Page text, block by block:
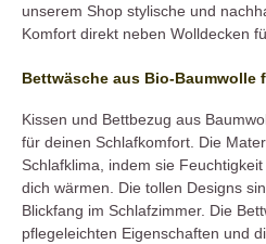
unserem Shop stylische und
Komfort direkt neben Wolldecken
Bettwäsche aus Bio-Baumwolle
Kissen und Bettbezug aus
für deinen Schlafkomfort. Die
Schlafklima, indem sie
dich wärmen. Die tollen Designs
Blickfang im Schlafzimmer. Die
pflegeleichten Eigenschaften und